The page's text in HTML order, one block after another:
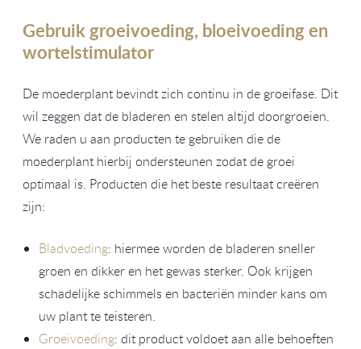
Gebruik groeivoeding, bloeivoeding en
wortelstimulator
De moederplant bevindt zich continu in de groeifase. Dit
wil zeggen dat de bladeren en stelen altijd doorgroeien.
We raden u aan producten te gebruiken die de
moederplant hierbij ondersteunen zodat de groei
optimaal is. Producten die het beste resultaat creëren
zijn:
Bladvoeding: hiermee worden de bladeren sneller
groen en dikker en het gewas sterker. Ook krijgen
schadelijke schimmels en bacteriën minder kans om
uw plant te teisteren.
Groeivoeding: dit product voldoet aan alle behoeften